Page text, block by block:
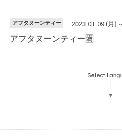
アフタヌーンティー 2023-01-09 (月)
アフタヌーンティー🈵
Select
▼